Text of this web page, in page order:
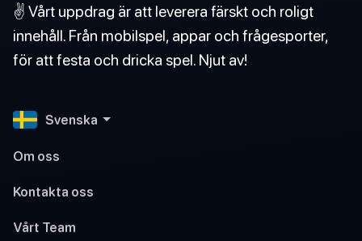
✌️ Vårt uppdrag är att leverera färskt och roligt
innehåll. Från mobilspel, appar och frågesporter,
för att festa och dricka spel. Njut av!
Svenska
Om oss
Kontakta oss
Vårt Team